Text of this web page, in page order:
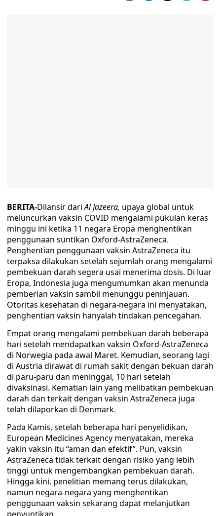
BERITA-Dilansir dariAl Jazeera, upaya global untuk
meluncurkan vaksin COVID mengalami pukulan keras
minggu ini ketika 11 negara Eropa menghentikan
penggunaan suntikan Oxford-AstraZeneca.
Penghentian penggunaan vaksin AstraZeneca itu
terpaksa dilakukan setelah sejumlah orang mengalami
pembekuan darah segera usai menerima dosis. Di luar
Eropa, Indonesia juga mengumumkan akan menunda
pemberian vaksin sambil menunggu peninjauan.
Otoritas kesehatan di negara-negara ini menyatakan,
penghentian vaksin hanyalah tindakan pencegahan.
Empat orang mengalami pembekuan darah beberapa
hari setelah mendapatkan vaksin Oxford-AstraZeneca
di Norwegia pada awal Maret. Kemudian, seorang lagi
di Austria dirawat di rumah sakit dengan bekuan darah
di paru-paru dan meninggal, 10 hari setelah
divaksinasi. Kematian lain yang melibatkan pembekuan
darah dan terkait dengan vaksin AstraZeneca juga
telah dilaporkan di Denmark.
Pada Kamis, setelah beberapa hari penyelidikan,
European Medicines Agency menyatakan, mereka
yakin vaksin itu “aman dan efektif”. Pun, vaksin
AstraZeneca tidak terkait dengan risiko yang lebih
tinggi untuk mengembangkan pembekuan darah.
Hingga kini, penelitian memang terus dilakukan,
namun negara-negara yang menghentikan
penggunaan vaksin sekarang dapat melanjutkan